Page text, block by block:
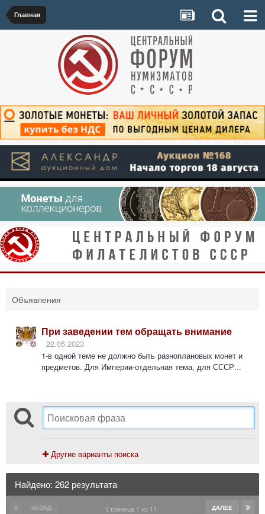
Главная
Объявления
При заведении тем обращать внимание
22.05.2023
1-в одной теме не должно быть разноплановых монет и
предметов. Для Империи-отдельная тема, для СССР...
Другие варианты поиска
Найдено: 262 результата
НАЗАД ДАЛЕЕ
Страница 1 из 11